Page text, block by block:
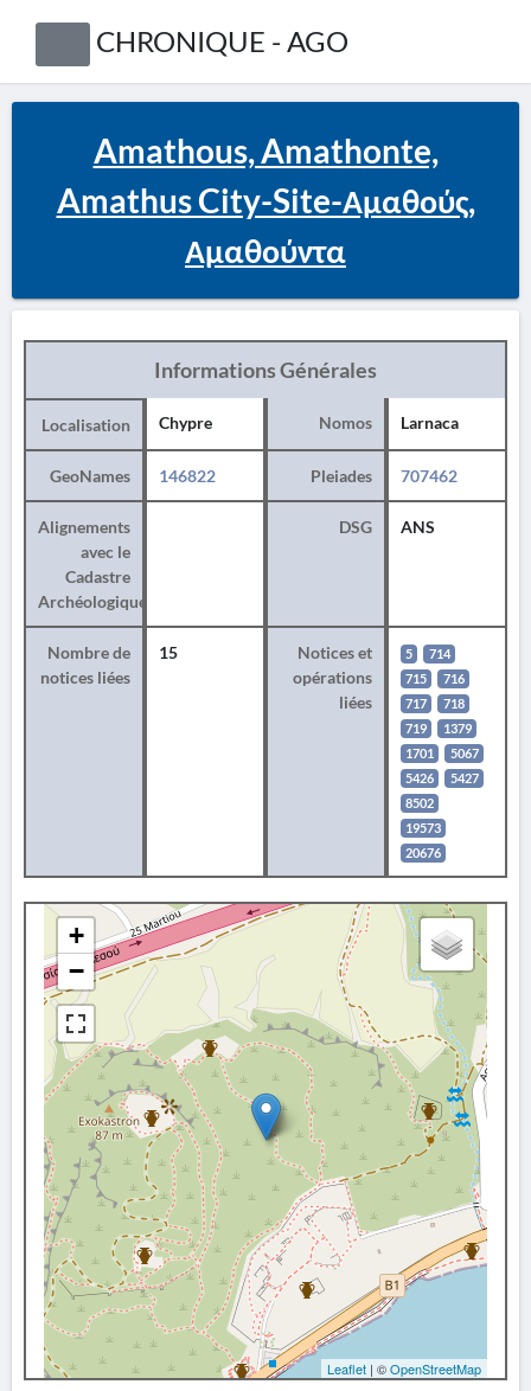
CHRONIQUE - AGO
Amathous, Amathonte,
Amathus City-Site-Αμαθούς,
Αμαθούντα
Informations Générales
Localisation Chypre Nomos Larnaca
GeoNames 146822 Pleiades 707462
Alignements
avec le
Cadastre
Archéologique
DSG ANS
Nombre de
notices liées
15
Notices et
opérations
liées
5
714
715
716
717
718
719
1379
1701
5067
5426
5427
8502
19573
20676
+
−
Leaflet | ©OpenStreetMap